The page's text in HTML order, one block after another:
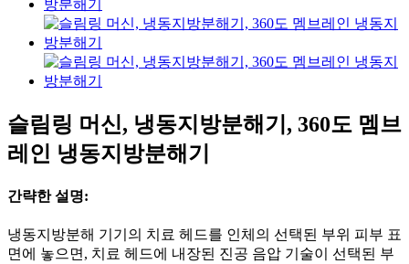
슬림링 머신, 냉동지방분해기, 360도 멤브
레인 냉동지방분해기
간략한 설명:
냉동지방분해 기기의 치료 헤드를 인체의 선택된 부위 피부 표
면에 놓으면, 치료 헤드에 내장된 진공 음압 기술이 선택된 부